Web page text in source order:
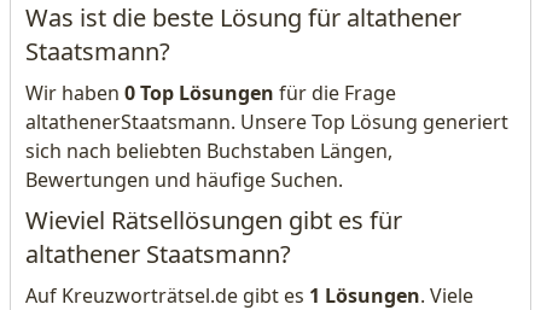
Was ist die beste Lösung für altathener
Staatsmann?
Wir haben 0 Top Lösungen für die Frage
altathenerStaatsmann. Unsere Top Lösung generiert
sich nach beliebten Buchstaben Längen,
Bewertungen und häufige Suchen.
Wieviel Rätsellösungen gibt es für
altathener Staatsmann?
Auf Kreuzworträtsel.de gibt es 1 Lösungen. Viele